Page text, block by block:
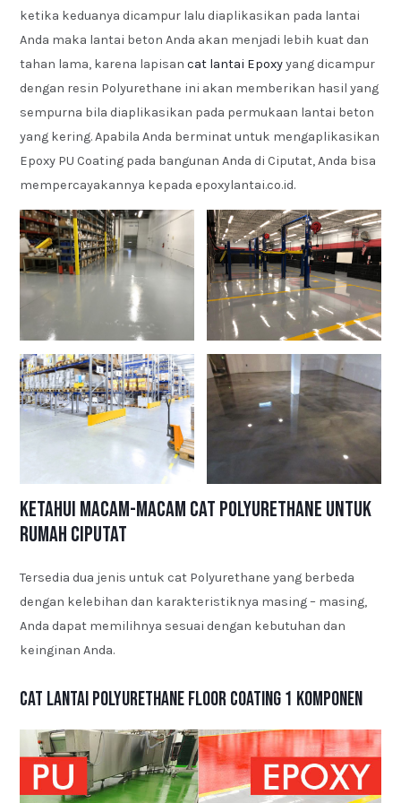
ketika keduanya dicampur lalu diaplikasikan pada lantai
Anda maka lantai beton Anda akan menjadi lebih kuat dan
tahan lama, karena lapisancat lantai Epoxyyang dicampur
dengan resin Polyurethane ini akan memberikan hasil yang
sempurna bila diaplikasikan pada permukaan lantai beton
yang kering. Apabila Anda berminat untuk mengaplikasikan
Epoxy PU Coating pada bangunan Anda di Ciputat, Anda bisa
mempercayakannya kepada epoxylantai.co.id.
Ketahui Macam-macam Cat Polyurethane untuk
Rumah Ciputat
Tersedia dua jenis untuk cat Polyurethane yang berbeda
dengan kelebihan dan karakteristiknya masing – masing,
Anda dapat memilihnya sesuai dengan kebutuhan dan
keinginan Anda.
Cat Lantai Polyurethane Floor Coating 1 Komponen